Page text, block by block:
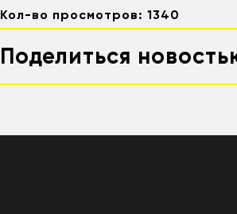
Кол-во просмотров: 1340
Поделиться